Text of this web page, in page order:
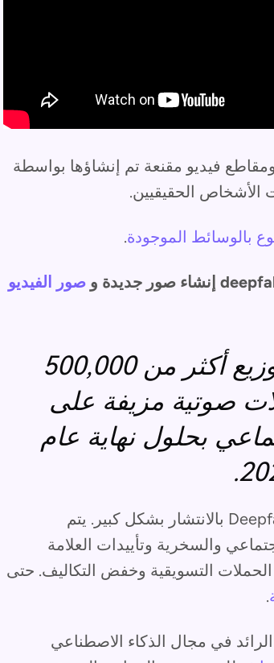
فيديو مقنعة تم إنشاؤها بواسطة
الحقيقيين.
بالوسائط الموجودة.
صور الفيديو
يقدر الخبراء أنه تم توزيع أكثر من 500,000
صوتية مزيفة على
بحلول نهاية عام
سمح الحاجز المنخفض للدخول إلى منتجات Deepfakes بالانتشار بشكل كبير. يتم
والسخرية وتأييدات العلامة
التسويقية وخفض التكاليف. حتى
.
في مجال الذكاء الاصطناعي